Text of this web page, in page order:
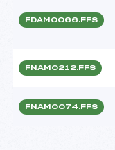
FDAM0066.FFS
FNAM0212.FFS
FNAM0074.FFS